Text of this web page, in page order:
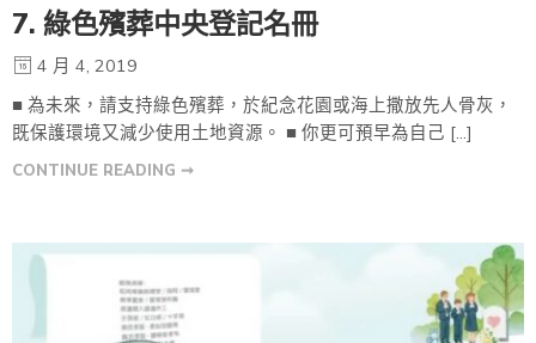
7. 綠色殯葬中央登記名冊
4 月 4, 2019
■ 為未來，請支持綠色殯葬，於紀念花園或海上撒放先人骨灰，
既保護環境又減少使用土地資源。 ■ 你更可預早為自己 […]
CONTINUE READING ➞